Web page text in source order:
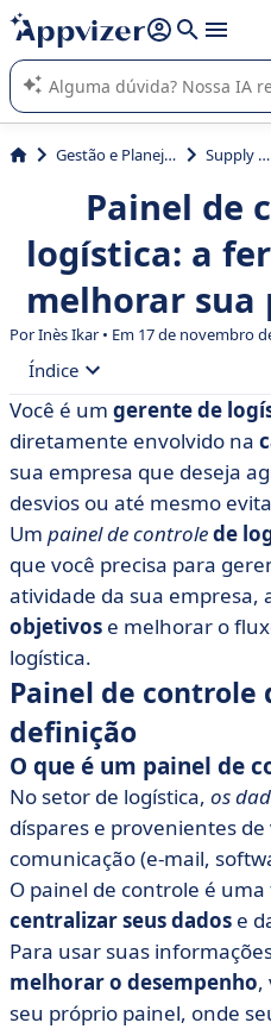
de nossa IA (várias linhas com
A IA do Appvizer o orienta no uso
SaaS para sua empresa.
Gestão e Planejamento Supply Chain
Painel de
logística: a
melhorar
Por Inès Ikar • Em 17 de novembro
Índice
• Painel de controle de
• 6 etapas para criar um
• Quais ferramentas você
painel de logística?
• Erros a serem evitados
Você é um gerente de
diretamente envolvido na
sua empresa que deseja
desvios ou até mesmo
Um painel de controlede
que você precisa para
atividade da sua empresa,
objetivos e melhorar o
logística.
Painel de controle
definição
O que é um painel de
No setor de logística, os
díspares e provenientes de
comunicação (e-mail,
O painel de controle é
centralizar seus dados e
Para usar suas
melhorar o desempenho,
seu próprio painel, onde